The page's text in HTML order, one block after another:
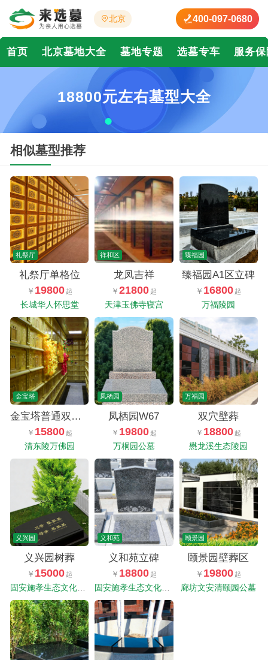
北京 400-097-0680
首页 北京墓地大全 墓地专题 选墓专车 服务
18800元左右墓型大全
相似墓型推荐
礼祭厅
礼祭厅单格位
19800
长城华人怀思堂
祥和区
龙凤吉祥
21800
天津玉佛寺寝宫
臻福园
臻福园A1区立碑
16800
万福陵园
金宝塔
金宝塔普通双人型福位
15800
清东陵万佛园
凤栖园
凤栖园W67
19800
万桐园公墓
万福园
双穴壁葬
18800
懋龙溪生态陵园
义兴园
义兴园树葬
15000
固安施孝生态文化陵园
义和苑
义和苑立碑
18800
固安施孝生态文化陵园
颐景园
颐景园壁葬区
19800
廊坊文安清颐园公墓